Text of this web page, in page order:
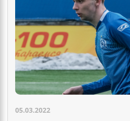
05.03.2022